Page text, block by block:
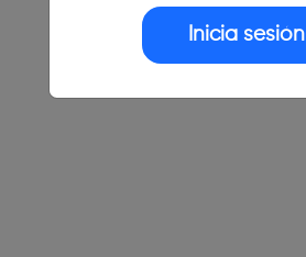
Inicia sesión